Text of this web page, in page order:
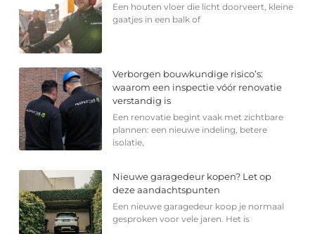
Een houten vloer die licht doorveert, kleine
gaatjes in een balk of
Verborgen bouwkundige risico’s:
waarom een inspectie vóór renovatie
verstandig is
Een renovatie begint vaak met zichtbare
plannen: een nieuwe indeling, betere
isolatie,
Nieuwe garagedeur kopen? Let op
deze aandachtspunten
Een nieuwe garagedeur koop je normaal
gesproken voor vele jaren. Het is